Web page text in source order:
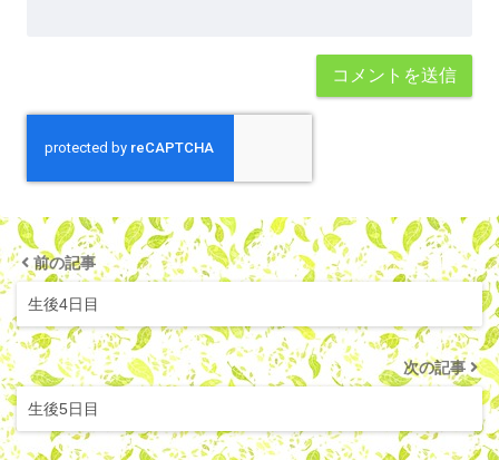
前の記事
生後4日目
次の記事
生後5日目